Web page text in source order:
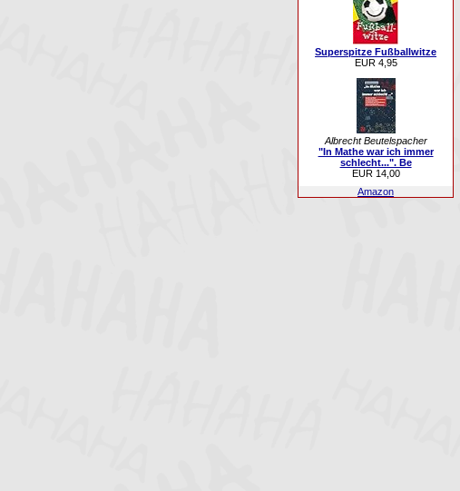
Superspitze Fußballwitze
EUR 4,95
Albrecht Beutelspacher
"In Mathe war ich immer
schlecht...". Be
EUR 14,00
Amazon